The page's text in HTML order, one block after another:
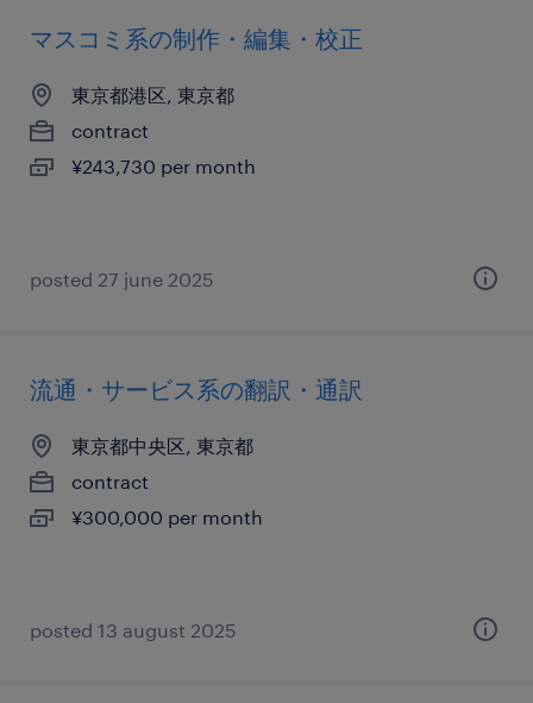
マスコミ系の制作・編集・校正
東京都港区, 東京都
contract
¥243,730 per month
posted 27 june 2025
流通・サービス系の翻訳・通訳
東京都中央区, 東京都
contract
¥300,000 per month
posted 13 august 2025